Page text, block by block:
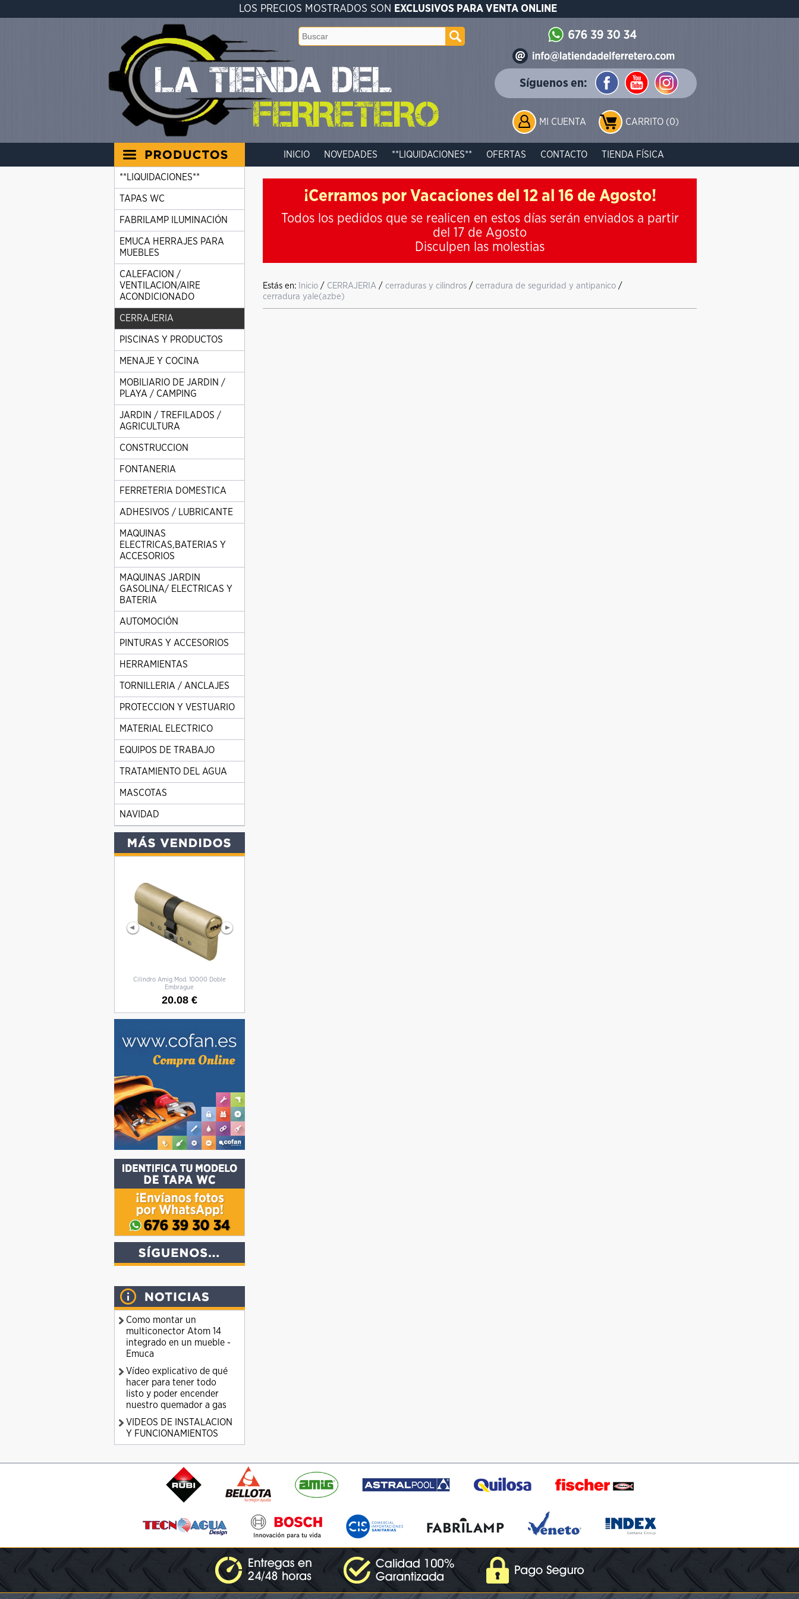
LOS PRECIOS MOSTRADOS SON EXCLUSIVOS PARA VENTA ONLINE
Síguenos en:
MI CUENTA CARRITO (0)
INICIO NOVEDADES **LIQUIDACIONES** OFERTAS CONTACTO TIENDA FÍSICA
**LIQUIDACIONES**
TAPAS WC
FABRILAMP ILUMINACIÓN
EMUCA HERRAJES PARA
MUEBLES
CALEFACION /
VENTILACION/AIRE
ACONDICIONADO
CERRAJERIA
PISCINAS Y PRODUCTOS
MENAJE Y COCINA
MOBILIARIO DE JARDIN /
PLAYA / CAMPING
JARDIN / TREFILADOS /
AGRICULTURA
CONSTRUCCION
FONTANERIA
FERRETERIA DOMESTICA
ADHESIVOS / LUBRICANTE
MAQUINAS
ELECTRICAS,BATERIAS Y
ACCESORIOS
MAQUINAS JARDIN
GASOLINA/ ELECTRICAS Y
BATERIA
AUTOMOCIÓN
PINTURAS Y ACCESORIOS
HERRAMIENTAS
TORNILLERIA / ANCLAJES
PROTECCION Y VESTUARIO
MATERIAL ELECTRICO
EQUIPOS DE TRABAJO
TRATAMIENTO DEL AGUA
MASCOTAS
NAVIDAD
Cilindro Amig Mod. 10000 Doble
Embrague
20.08 €
Como montar un
multiconector Atom 14
integrado en un mueble -
Emuca
Vídeo explicativo de qué
hacer para tener todo
listo y poder encender
nuestro quemador a gas
VIDEOS DE INSTALACION
Y FUNCIONAMIENTOS
¡Cerramos por Vacaciones del 12 al 16 de Agosto!
Todos los pedidos que se realicen en estos días serán enviados a partir
del 17 de Agosto
Disculpen las molestias
Estás en: Inicio / CERRAJERIA / cerraduras y cilindros / cerradura de seguridad y antipanico /
cerradura yale(azbe)